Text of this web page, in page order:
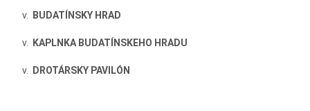
BUDATÍNSKY HRAD
KAPLNKA BUDATÍNSKEHO HRADU
DROTÁRSKY PAVILÓN